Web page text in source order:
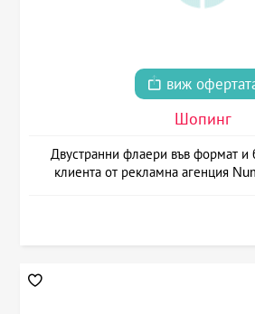
виж
Шопинг
Двустранни флаери във формат и
клиента от рекламна агенция